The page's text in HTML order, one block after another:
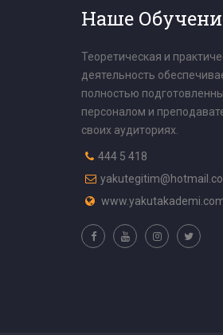
Наше
Теоретическая и
деятельность
полностью
персоналом и
своих аудиториях.
444 5 418